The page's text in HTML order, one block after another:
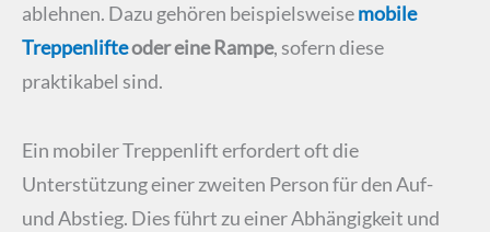
ablehnen. Dazu gehören beispielsweisemobile
Treppenlifteoder eine Rampe, sofern diese
praktikabel sind.
Ein mobiler Treppenlift erfordert oft die
Unterstützung einer zweiten Person für den Auf-
und Abstieg. Dies führt zu einer Abhängigkeit und